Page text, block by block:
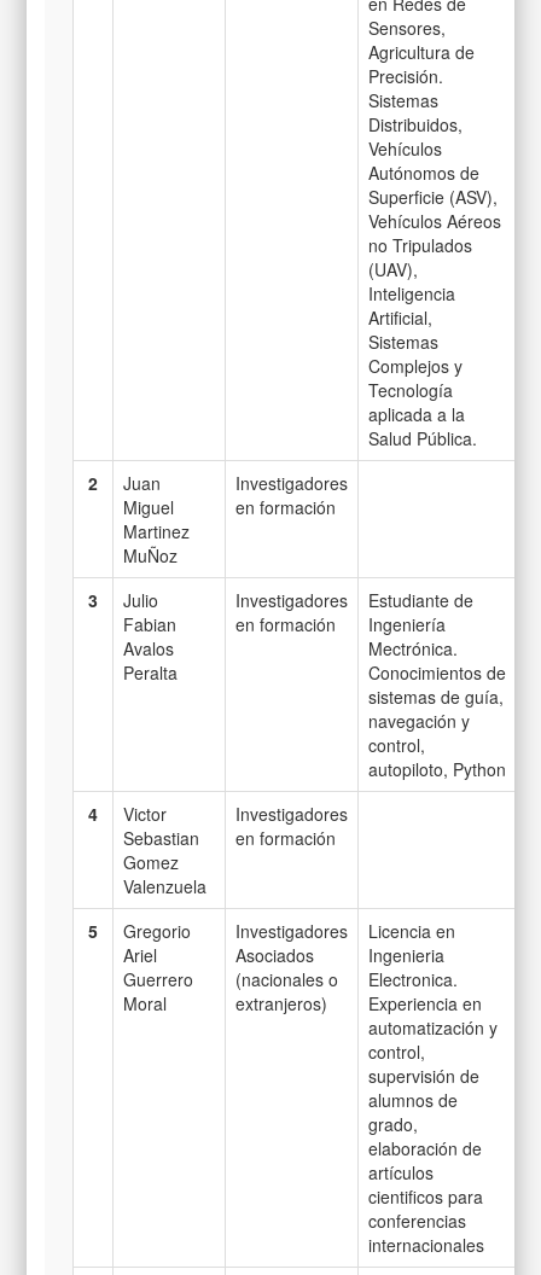
Sensores,
Agricultura de
Precisión.
Sistemas
Distribuidos,
Vehículos
Autónomos de
Superficie (ASV),
Vehículos Aéreos
no Tripulados
(UAV),
Inteligencia
Artificial,
Sistemas
Complejos y
Tecnología
aplicada a la
Salud Pública.
2
Juan
Miguel
Martinez
MuÑoz
Investigadores
en formación
3
Julio
Fabian
Avalos
Peralta
Investigadores
en formación
Estudiante de
Ingeniería
Mectrónica.
Conocimientos de
sistemas de guía,
navegación y
control,
autopiloto, Python
4
Victor
Sebastian
Gomez
Valenzuela
Investigadores
en formación
5
Gregorio
Ariel
Guerrero
Moral
Investigadores
Asociados
(nacionales o
extranjeros)
Licencia en
Ingenieria
Electronica.
Experiencia en
automatización y
control,
supervisión de
alumnos de
grado,
elaboración de
artículos
cientificos para
conferencias
internacionales